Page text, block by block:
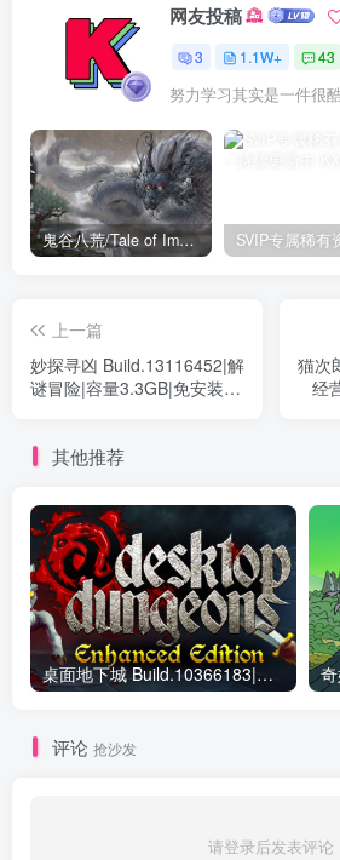
网友投稿
3 1.1W+ 43
努力学习其实是一件很
鬼谷八荒/Tale of Immortal v1.2.105.259|角色扮演|容量27.4GB|免安装绿色中文版
上一篇
妙探寻凶 Build.13116452|解
谜冒险|容量3.3GB|免安装绿
猫次
经
其他推荐
桌面地下城 Build.10366183|策略战棋|容量631MB|免安装绿色中文版
评论 抢沙发
请登录后发表评论